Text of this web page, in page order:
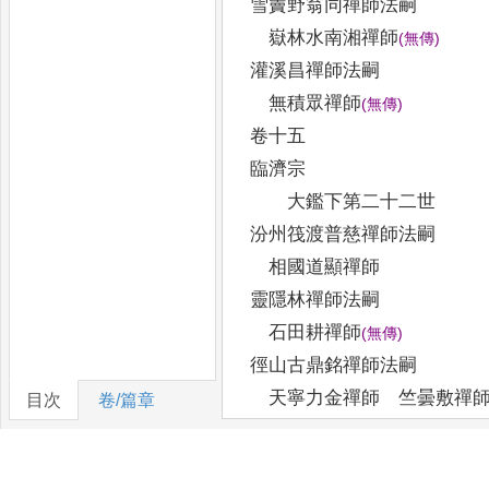
目次 卷/篇章
雪竇野翁同禪師法嗣
嶽林水南湘禪師(無傳)
灌溪昌禪師法嗣
無積眾禪師(無傳)
卷十五
臨濟宗
大鑑下第二十二世
汾州筏渡普慈禪師法嗣
相國道顯禪師
靈隱林禪師法嗣
石田耕禪師(無傳)
徑山古鼎銘禪師法嗣
天寧力金禪師 竺曇敷禪師